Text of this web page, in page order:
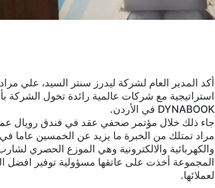
أكد المدير العام لشركة ليدرز سنتر السيد، علي
استراتيجية مع شركات عالمية رائدة تخول الشركة
DYNABOOK في الأردن.
جاء ذلك خلال مؤتمر صحفي عقد في فندق رويال
مراد تمتلك من الخبرة ما يزيد عن الخمسين عاما في
المجموعة أخذت على عاتقها مسؤولية توفير افضل
لعملائها.